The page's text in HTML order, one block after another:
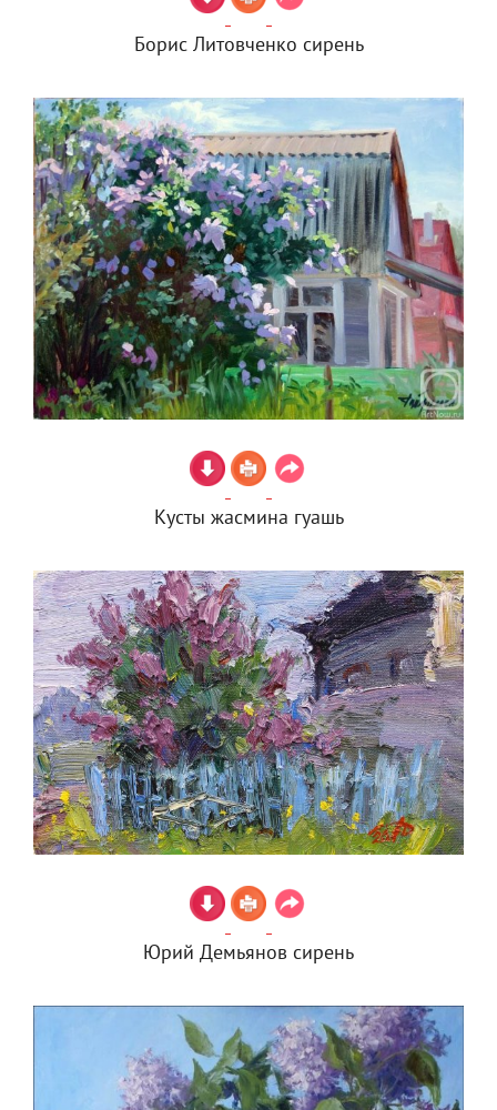
Борис Литовченко сирень
Кусты жасмина гуашь
Юрий Демьянов сирень